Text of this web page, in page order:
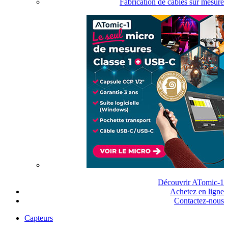
Fabrication de câbles sur mesure
Découvrir ATomic-1
Achetez en ligne
Contactez-nous
Capteurs